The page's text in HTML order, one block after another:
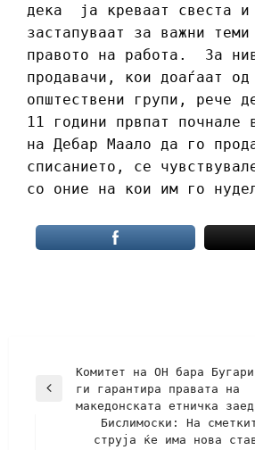
дека ја креваат свеста и
застапуваат за важни
правото на работа. За
продавачи, кои доаѓаат од
општествени групи, рече
11 години првпат почнале
на Дебар Маало да го
списанието, се
со оние на кои им го
Комитет на ОН бара
ги гарантира правата на
македонската етничка
Бислимоски: На
струја ќе има нова